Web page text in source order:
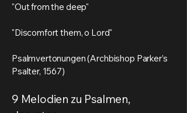
"Out from the deep"
"Discomfort them, o Lord"
Psalmvertonungen (Archbishop Parker’s
Psalter, 1567)
9 Melodien zu Psalmen,